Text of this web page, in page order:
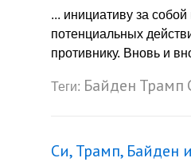
... инициативу за
потенциальных
противнику. Вновь и
Теги: Байден Трамп
Си, Трамп, Байден